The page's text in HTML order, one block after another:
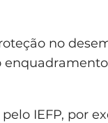
no
IEFP, por